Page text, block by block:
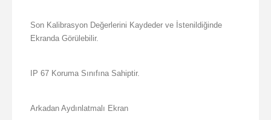
Son Kalibrasyon Değerlerini Kaydeder ve İstenildiğinde
Ekranda Görülebilir.
IP 67 Koruma Sınıfına Sahiptir.
Arkadan Aydınlatmalı Ekran